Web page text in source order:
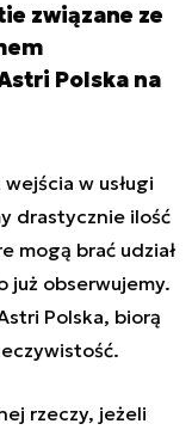
związane ze
Polska na
w usługi
drastycznie ilość
mogą brać udział
już obserwujemy.
Polska, biorą
rzeczy, jeżeli